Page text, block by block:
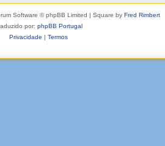
Software © phpBB Limited | Square by Fred Rimbert
por: phpBB Portugal
Privacidade | Termos